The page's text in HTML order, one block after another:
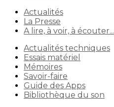
Actualités
La Presse
A lire, à voir, à écouter...
Actualités techniques
Essais matériel
Mémoires
Savoir-faire
Guide des Apps
Bibliothèque du son